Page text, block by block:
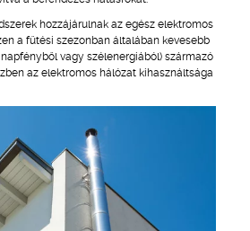
hozzájárulnak az egész elektromos
a fűtési szezonban általában kevesebb
vagy szélenergiából) származó
az elektromos hálózat kihasználtsága